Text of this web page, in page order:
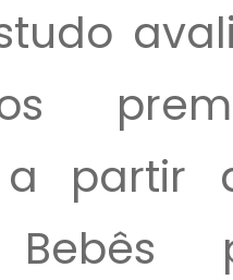
a partir
Bebês